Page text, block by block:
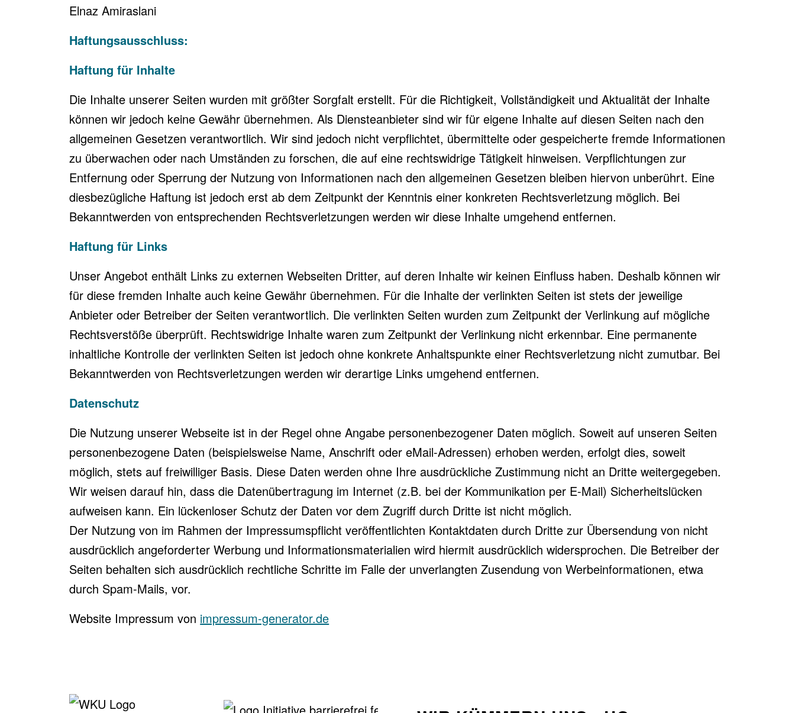
Elnaz Amiraslani
Haftungsausschluss:
Haftung für Inhalte
Die Inhalte unserer Seiten wurden mit größter Sorgfalt erstellt. Für die Richtigkeit, Vollständigkeit und Aktualität der Inhalte
können wir jedoch keine Gewähr übernehmen. Als Diensteanbieter sind wir für eigene Inhalte auf diesen Seiten nach den
allgemeinen Gesetzen verantwortlich. Wir sind jedoch nicht verpflichtet, übermittelte oder gespeicherte fremde Informationen
zu überwachen oder nach Umständen zu forschen, die auf eine rechtswidrige Tätigkeit hinweisen. Verpflichtungen zur
Entfernung oder Sperrung der Nutzung von Informationen nach den allgemeinen Gesetzen bleiben hiervon unberührt. Eine
diesbezügliche Haftung ist jedoch erst ab dem Zeitpunkt der Kenntnis einer konkreten Rechtsverletzung möglich. Bei
Bekanntwerden von entsprechenden Rechtsverletzungen werden wir diese Inhalte umgehend entfernen.
Haftung für Links
Unser Angebot enthält Links zu externen Webseiten Dritter, auf deren Inhalte wir keinen Einfluss haben. Deshalb können wir
für diese fremden Inhalte auch keine Gewähr übernehmen. Für die Inhalte der verlinkten Seiten ist stets der jeweilige
Anbieter oder Betreiber der Seiten verantwortlich. Die verlinkten Seiten wurden zum Zeitpunkt der Verlinkung auf mögliche
Rechtsverstöße überprüft. Rechtswidrige Inhalte waren zum Zeitpunkt der Verlinkung nicht erkennbar. Eine permanente
inhaltliche Kontrolle der verlinkten Seiten ist jedoch ohne konkrete Anhaltspunkte einer Rechtsverletzung nicht zumutbar. Bei
Bekanntwerden von Rechtsverletzungen werden wir derartige Links umgehend entfernen.
Datenschutz
Die Nutzung unserer Webseite ist in der Regel ohne Angabe personenbezogener Daten möglich. Soweit auf unseren Seiten
personenbezogene Daten (beispielsweise Name, Anschrift oder eMail-Adressen) erhoben werden, erfolgt dies, soweit
möglich, stets auf freiwilliger Basis. Diese Daten werden ohne Ihre ausdrückliche Zustimmung nicht an Dritte weitergegeben.
Wir weisen darauf hin, dass die Datenübertragung im Internet (z.B. bei der Kommunikation per E-Mail) Sicherheitslücken
aufweisen kann. Ein lückenloser Schutz der Daten vor dem Zugriff durch Dritte ist nicht möglich.
Der Nutzung von im Rahmen der Impressumspflicht veröffentlichten Kontaktdaten durch Dritte zur Übersendung von nicht
ausdrücklich angeforderter Werbung und Informationsmaterialien wird hiermit ausdrücklich widersprochen. Die Betreiber der
Seiten behalten sich ausdrücklich rechtliche Schritte im Falle der unverlangten Zusendung von Werbeinformationen, etwa
durch Spam-Mails, vor.
Website Impressum von impressum-generator.de